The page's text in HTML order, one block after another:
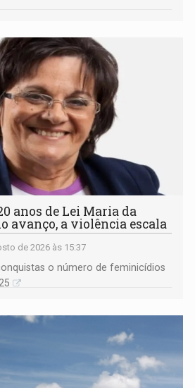
anos de Lei Maria da
avanço, a violência escala
de 2026 às 15:37
o número de feminicídios